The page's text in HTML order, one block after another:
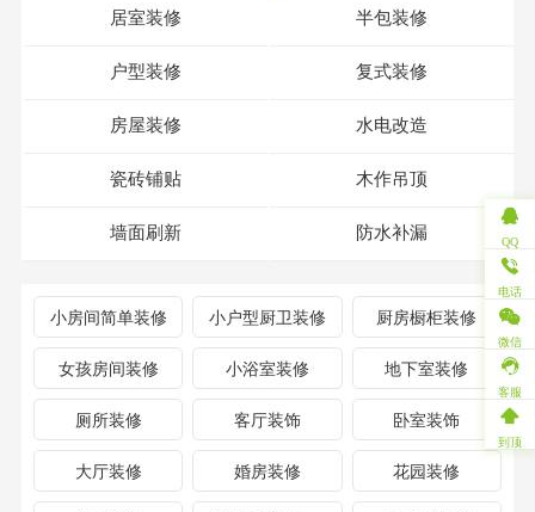
居室装修 半包装修
户型装修 复式装修
房屋装修 水电改造
瓷砖铺贴 木作吊顶
墙面刷新 防水补漏
小房间简单装修 小户型厨卫装修 厨房橱柜装修
女孩房间装修 小浴室装修 地下室装修
厕所装修 客厅装饰 卧室装饰
大厅装修 婚房装修 花园装修
QQ
电话
微信
客服
到顶